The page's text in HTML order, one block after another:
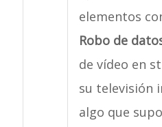
elementos
Robo de
de vídeo en
su televisión
algo que